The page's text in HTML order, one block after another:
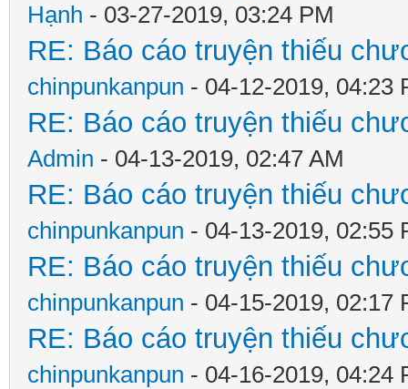
Hạnh - 03-27-2019, 03:24 PM
RE: Báo cáo truyện thiếu
chinpunkanpun - 04-12-2019, 04:23
RE: Báo cáo truyện thiếu
Admin - 04-13-2019, 02:47 AM
RE: Báo cáo truyện thiếu
chinpunkanpun - 04-13-2019, 02:55
RE: Báo cáo truyện thiếu
chinpunkanpun - 04-15-2019, 02:17
RE: Báo cáo truyện thiếu
chinpunkanpun - 04-16-2019, 04:24